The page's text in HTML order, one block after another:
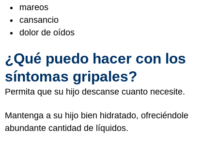
mareos
cansancio
dolor de oídos
¿Qué puedo hacer con los
síntomas gripales?
Permita que su hijo descanse cuanto necesite.
Mantenga a su hijo bien hidratado, ofreciéndole
abundante cantidad de líquidos.